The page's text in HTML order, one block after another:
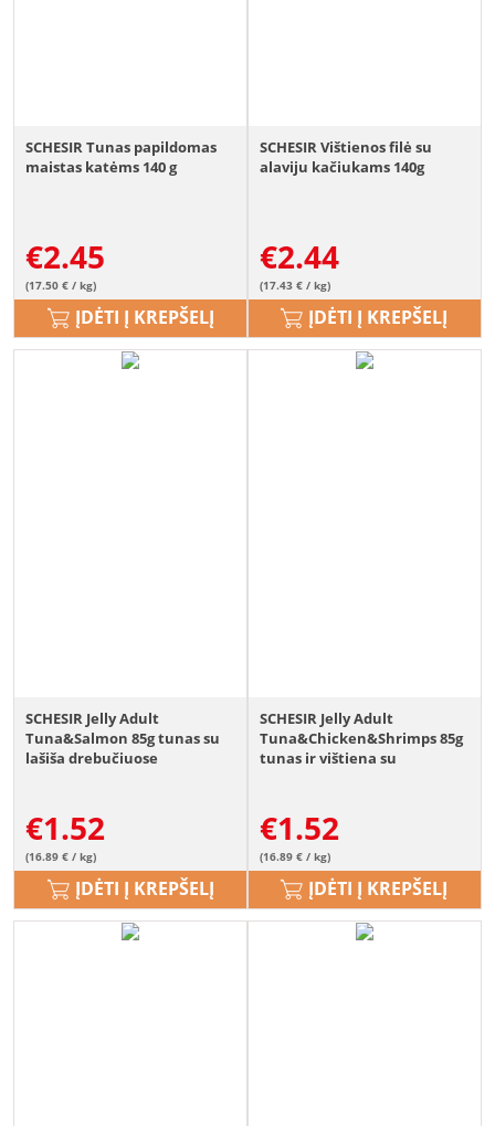
SCHESIR Tunas papildomas
maistas katėms 140 g
€2.45
(17.50 € / kg)
ĮDĖTI Į KREPŠELĮ
SCHESIR Vištienos filė su
alaviju kačiukams 140g
€2.44
(17.43 € / kg)
ĮDĖTI Į KREPŠELĮ
SCHESIR Jelly Adult
Tuna&Salmon 85g tunas su
lašiša drebučiuose
€1.52
(16.89 € / kg)
ĮDĖTI Į KREPŠELĮ
SCHESIR Jelly Adult
Tuna&Chicken&Shrimps 85g
tunas ir vištiena su
€1.52
(16.89 € / kg)
ĮDĖTI Į KREPŠELĮ